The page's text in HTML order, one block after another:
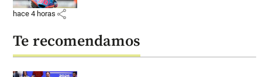
hace 4 horas share
Te recomendamos